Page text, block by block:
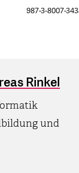
987-3-8007-
Rinkel
und